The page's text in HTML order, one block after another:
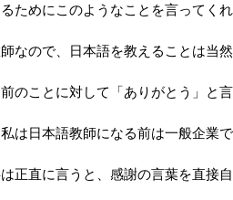
ためにこのようなことを言ってく
なので、日本語を教えることは当
のことに対して「ありがとう」と
は日本語教師になる前は一般企業で
正直に言うと、感謝の言葉を直接